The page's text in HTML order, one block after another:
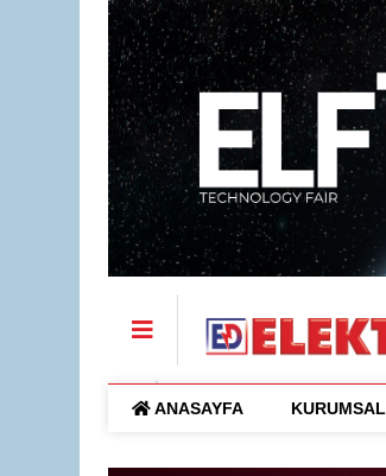
ANASAYFA KURUMSAL